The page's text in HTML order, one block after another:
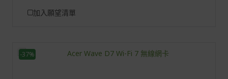
加入願望清單
-37%